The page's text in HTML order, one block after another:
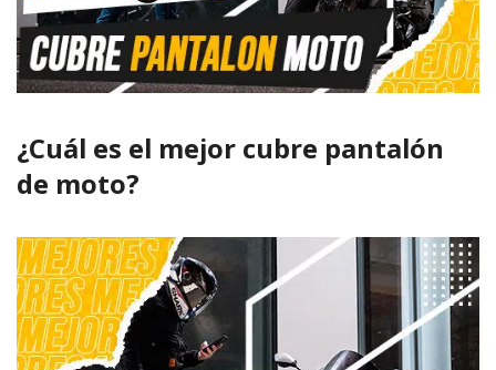
¿Cuál es el mejor cubre pantalón
de moto?